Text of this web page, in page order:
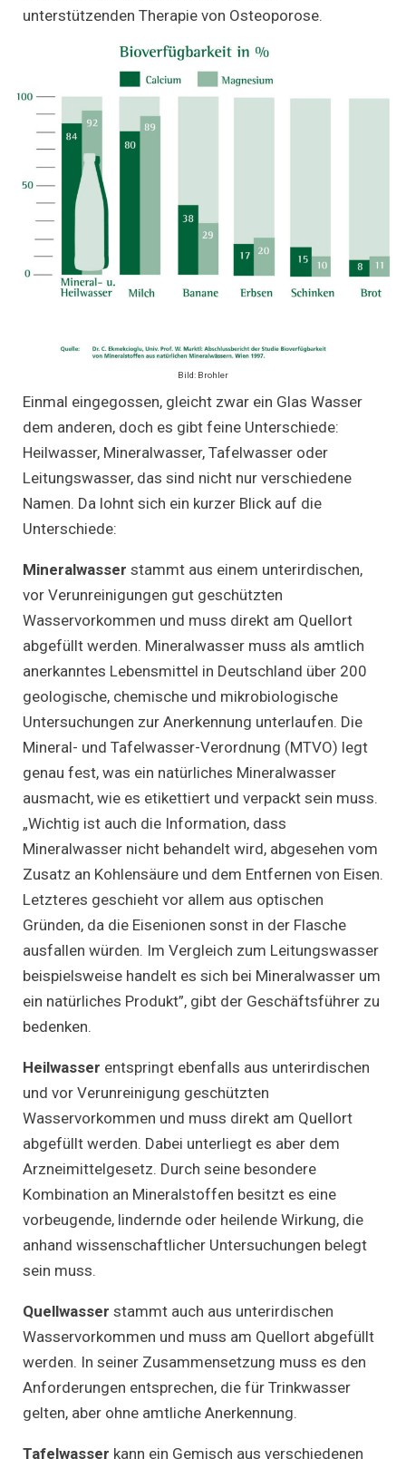
unterstützenden Therapie von Osteoporose.
Bild: Brohler
Einmal eingegossen, gleicht zwar ein Glas Wasser
dem anderen, doch es gibt feine Unterschiede:
Heilwasser, Mineralwasser, Tafelwasser oder
Leitungswasser, das sind nicht nur verschiedene
Namen. Da lohnt sich ein kurzer Blick auf die
Unterschiede:
Mineralwasser stammt aus einem unterirdischen,
vor Verunreinigungen gut geschützten
Wasservorkommen und muss direkt am Quellort
abgefüllt werden. Mineralwasser muss als amtlich
anerkanntes Lebensmittel in Deutschland über 200
geologische, chemische und mikrobiologische
Untersuchungen zur Anerkennung unterlaufen. Die
Mineral- und Tafelwasser-Verordnung (MTVO) legt
genau fest, was ein natürliches Mineralwasser
ausmacht, wie es etikettiert und verpackt sein muss.
„Wichtig ist auch die Information, dass
Mineralwasser nicht behandelt wird, abgesehen vom
Zusatz an Kohlensäure und dem Entfernen von Eisen.
Letzteres geschieht vor allem aus optischen
Gründen, da die Eisenionen sonst in der Flasche
ausfallen würden. Im Vergleich zum Leitungswasser
beispielsweise handelt es sich bei Mineralwasser um
ein natürliches Produkt”, gibt der Geschäftsführer zu
bedenken.
Heilwasser entspringt ebenfalls aus unterirdischen
und vor Verunreinigung geschützten
Wasservorkommen und muss direkt am Quellort
abgefüllt werden. Dabei unterliegt es aber dem
Arzneimittelgesetz. Durch seine besondere
Kombination an Mineralstoffen besitzt es eine
vorbeugende, lindernde oder heilende Wirkung, die
anhand wissenschaftlicher Untersuchungen belegt
sein muss.
Quellwasser stammt auch aus unterirdischen
Wasservorkommen und muss am Quellort abgefüllt
werden. In seiner Zusammensetzung muss es den
Anforderungen entsprechen, die für Trinkwasser
gelten, aber ohne amtliche Anerkennung.
Tafelwasser kann ein Gemisch aus verschiedenen